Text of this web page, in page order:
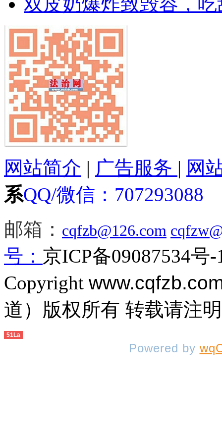
网站简介 | 广告服务 | 网
系QQ/微信： 707293088
邮箱： cqfzb@126.com
号： 京ICP备09087534号-
Copyright
道）版权所有 转载请注
51La
Powered by